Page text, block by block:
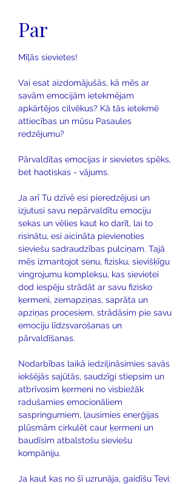
Par
Mīļās sievietes!
Vai esat aizdomājušās, kā mēs ar
savām emocijām ietekmējam
apkārtējos cilvēkus? Kā tās ietekmē
attiecības un mūsu Pasaules
redzējumu?
Pārvaldītas emocijas ir sievietes spēks,
bet haotiskas - vājums.
Ja arī Tu dzīvē esi pieredzējusi un
izjutusi savu nepārvaldītu emociju
sekas un vēlies kaut ko darīt, lai to
risinātu, esi aicināta pievienoties
sieviešu sadraudzības pulciņam. Tajā
mēs izmantojot senu, fizisku, sievišķīgu
vingrojumu kompleksu, kas sievietei
dod iespēju strādāt ar savu fizisko
ķermeni, zemapziņas, saprāta un
apziņas procesiem, strādāsim pie savu
emociju līdzsvarošanas un
pārvaldīšanas.
Nodarbības laikā iedziļināsimies savās
iekšējās sajūtās, saudzīgi stiepsim un
atbrīvosim ķermeni no visbiežāk
radušamies emocionāliem
saspringumiem, ļausimies enerģijas
plūsmām cirkulēt caur ķermeni un
baudīsim atbalstošu sieviešu
kompāniju.
​Ja kaut kas no šī uzrunāja, gaidīšu Tevi: